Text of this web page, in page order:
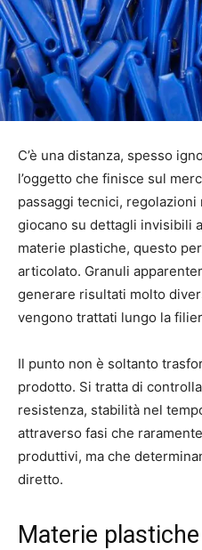
C’è una distanza, spesso
l’oggetto che finisce sul
passaggi tecnici,
giocano su dettagli invisibili
materie plastiche, questo
articolato. Granuli
generare risultati molto
vengono trattati lungo la
Il punto non è soltanto
prodotto. Si tratta di
resistenza, stabilità nel
attraverso fasi che
produttivi, ma che
diretto.
Materie